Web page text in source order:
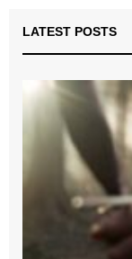
LATEST POSTS